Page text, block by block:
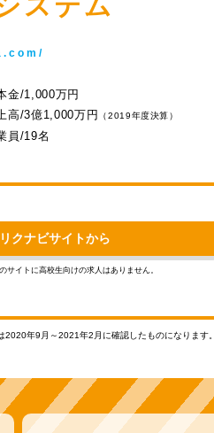
金/1,000万円
高/3億1,000万円
（2019年度決算）
員/19名
リクナビサイトから
サイトに高校生向けの求人はありません。
2020年9月～2021年2月に確認したものになります。